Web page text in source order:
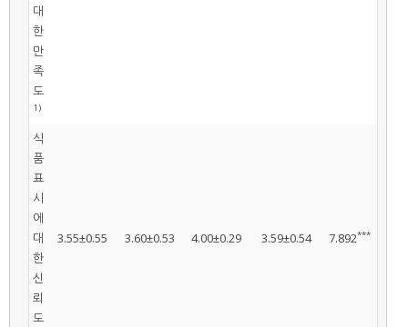
대
한
만
족
도
1)
식
품
표
시
에
대
한
신
뢰
도
3.55±0.55 3.60±0.53 4.00±0.29 3.59±0.54 7.892***